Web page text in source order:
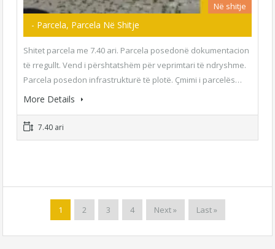
Në shitje
- Parcela, Parcela Në Shitje
Shitet parcela me 7.40 ari. Parcela posedonë dokumentacion
të rregullt. Vend i përshtatshëm për veprimtari të ndryshme.
Parcela posedon infrastrukturë të plotë. Çmimi i parcelës…
More Details
7.40 ari
1 2 3 4 Next » Last »